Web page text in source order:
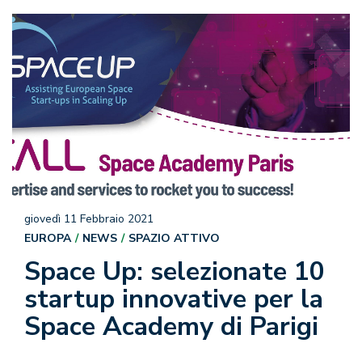
Space Up: selezionate 10
startup innovative per la
Space Academy di Parigi
giovedì 11 Febbraio 2021
EUROPA
NEWS SPAZIO ATTIVO